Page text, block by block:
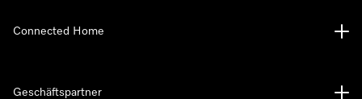
Connected Home
Geschäftspartner